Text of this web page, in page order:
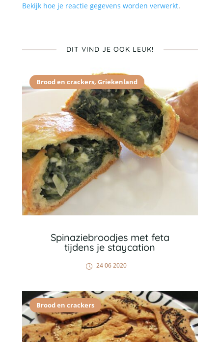
Bekijk hoe je reactie gegevens worden verwerkt.
DIT VIND JE OOK LEUK!
Brood en crackers, Griekenland
Spinaziebroodjes met feta
tijdens je staycation
24 06 2020
Brood en crackers